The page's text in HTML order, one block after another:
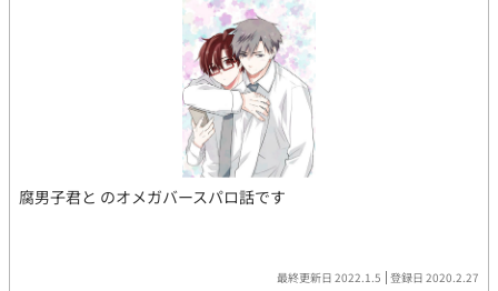
腐男子君と のオメガバースパロ話です
最終更新日 2022.1.5 登録日 2020.2.27